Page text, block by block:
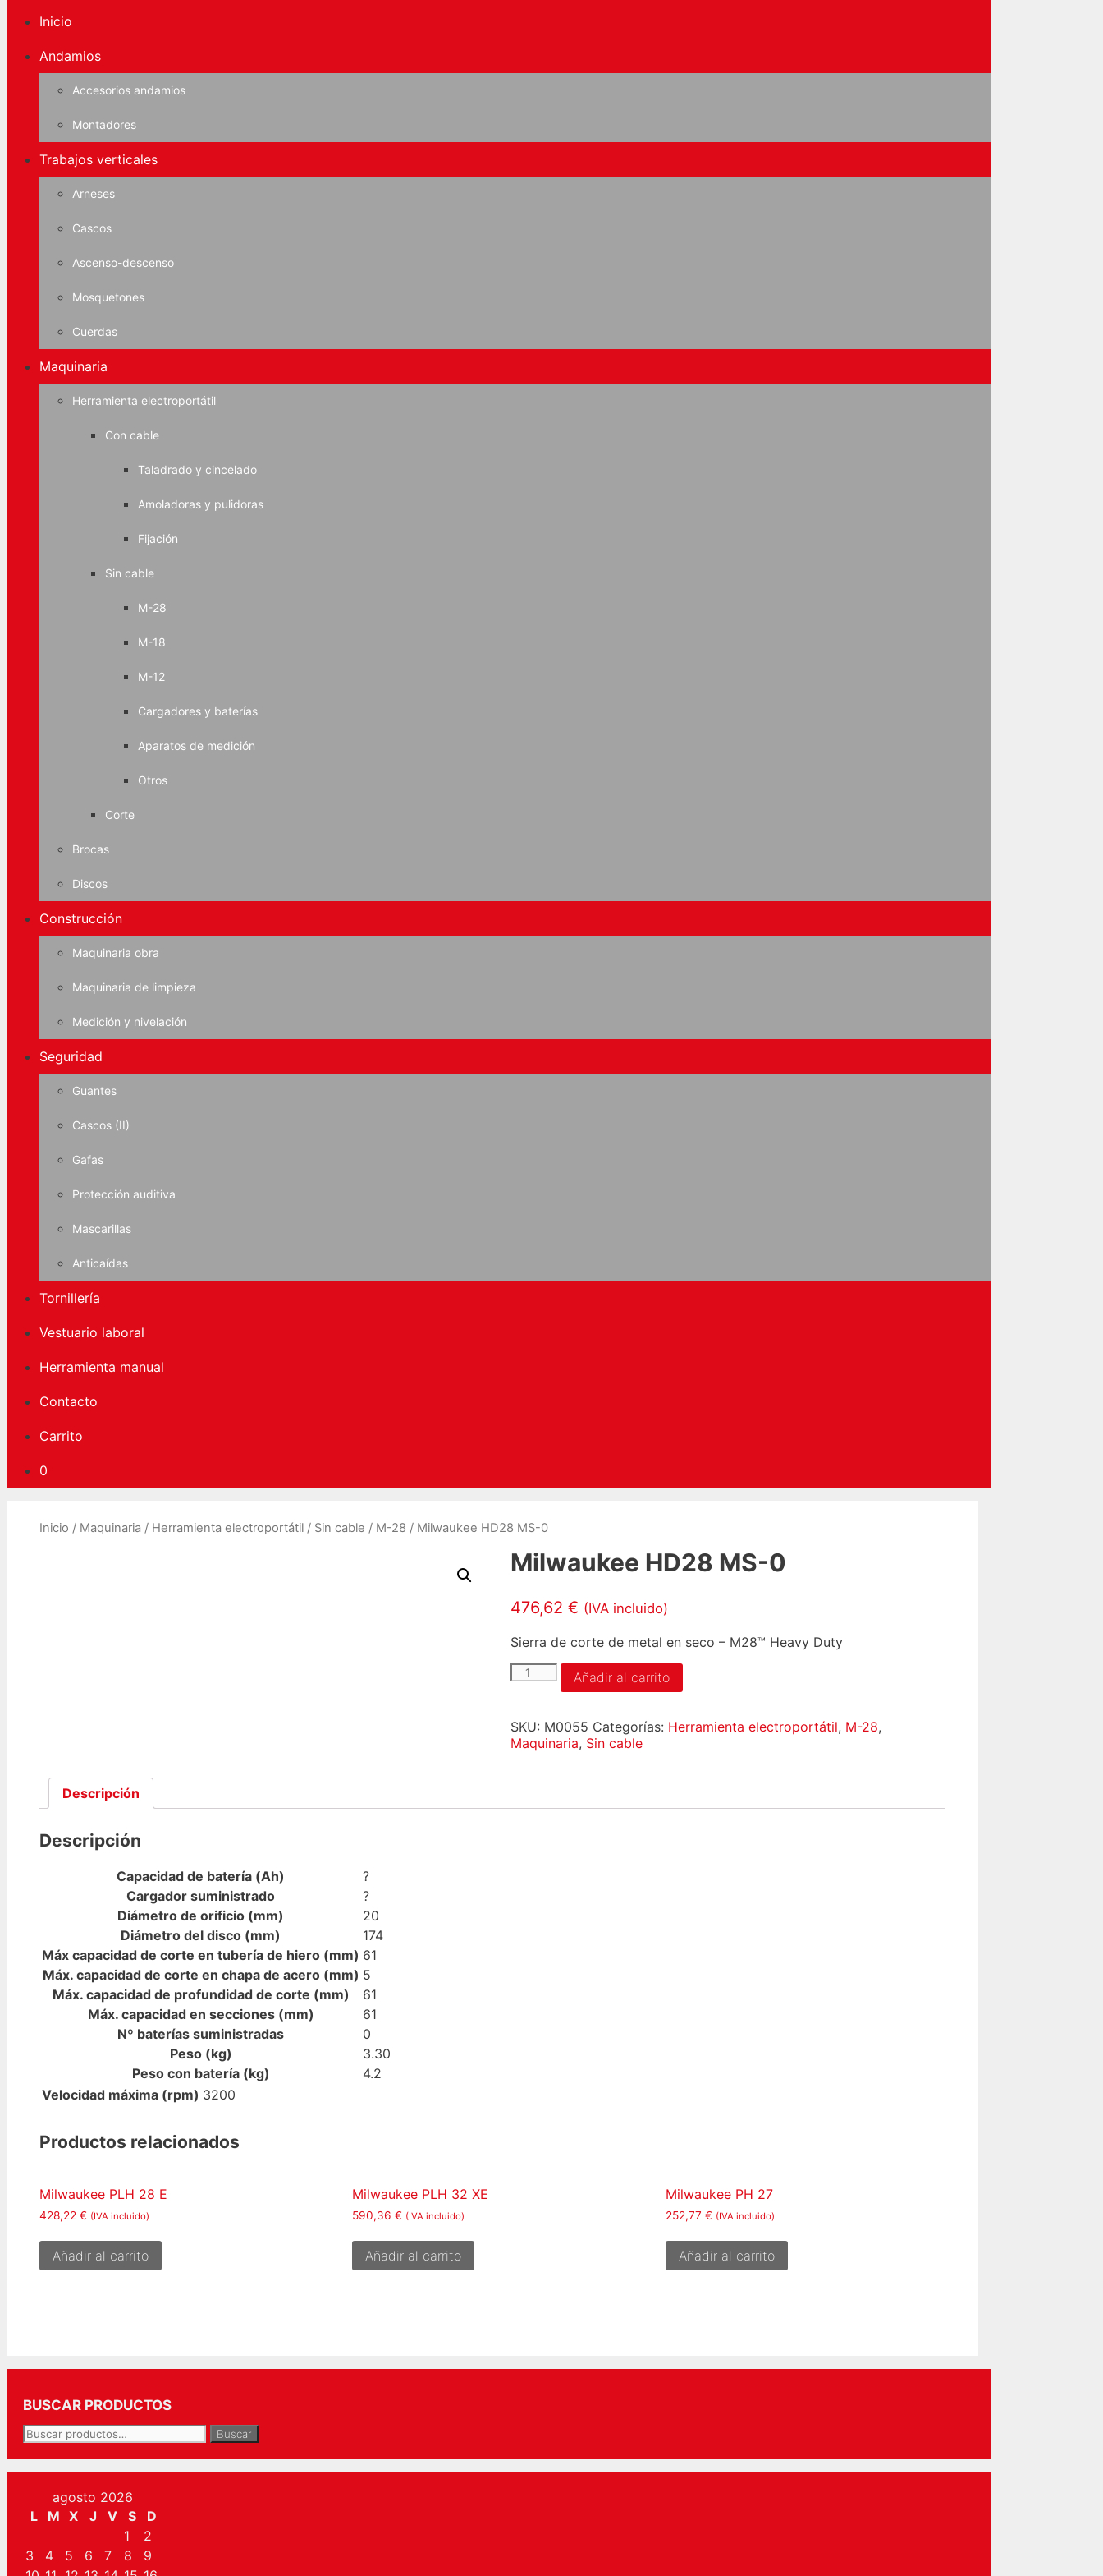
Inicio
Andamios
Accesorios andamios
Montadores
Trabajos verticales
Arneses
Cascos
Ascenso-descenso
Mosquetones
Cuerdas
Maquinaria
Herramienta electroportátil
Con cable
Taladrado y cincelado
Amoladoras y pulidoras
Fijación
Sin cable
M-28
M-18
M-12
Cargadores y baterías
Aparatos de medición
Otros
Corte
Brocas
Discos
Construcción
Maquinaria obra
Maquinaria de limpieza
Medición y nivelación
Seguridad
Guantes
Cascos (II)
Gafas
Protección auditiva
Mascarillas
Anticaídas
Tornillería
Vestuario laboral
Herramienta manual
Contacto
Carrito
0
Inicio / Maquinaria / Herramienta electroportátil / Sin cable / M-28 / Milwaukee HD28 MS-0
Milwaukee HD28 MS-0
476,62€ (IVA incluido)
Sierra de corte de metal en seco – M28™ Heavy Duty
Milwaukee
HD28
0
cantidad
Añadir al carrito
SKU: M0055 Categorías: Herramienta electroportátil, M-28,
Maquinaria, Sin cable
Descripción
Descripción
Capacidad de batería (Ah)
?
Cargador suministrado
?
Diámetro de orificio (mm)
20
Diámetro del disco (mm)
174
Máx capacidad de corte en tubería de hiero (mm) 61
Máx. capacidad de corte en chapa de acero (mm) 5
Máx. capacidad de profundidad de corte (mm)
61
Máx. capacidad en secciones (mm)
61
Nº baterías suministradas
0
Peso (kg)
3.30
Peso con batería (kg)
4.2
Velocidad máxima (rpm) 3200
Productos relacionados
Milwaukee PLH 28 E
428,22 € (IVA incluido)
Añadir al carrito
Milwaukee PLH 32 XE
590,36€ (IVA incluido)
Añadir al carrito
Milwaukee PH 27
252,77 € (IVA incluido)
Añadir al carrito
BUSCAR PRODUCTOS
Buscar
por:
Buscar
agosto 2026
L
M X J V S
D
1
2
3
4 5 6 7 8
9